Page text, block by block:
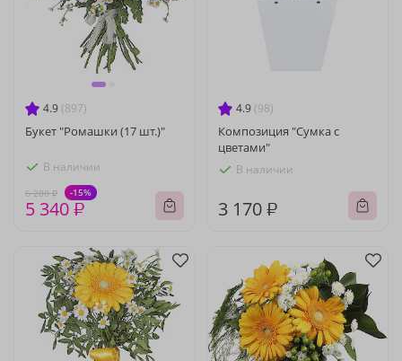
4.9 (897)
Букет "Ромашки (17 шт.)"
В наличии
6 280 ₽ -15%
5 340 ₽
4.9 (98)
Композиция "Сумка с
цветами"
В наличии
3 170 ₽